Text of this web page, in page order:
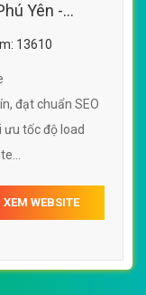
Yên -
13610
đạt chuẩn SEO
ưu tốc độ load
XEM WEBSITE